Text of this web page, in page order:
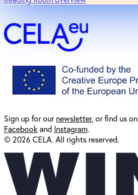
Sign up for ournewsletter, or find us on
Facebookand Instagram.
© 2026 CELA. All rights reserved.